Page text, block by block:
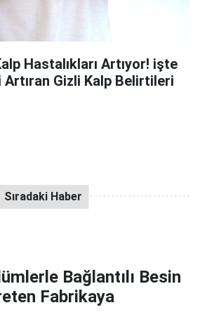
Hastalıkları Artıyor! işte
Artıran Gizli Kalp Belirtileri
Bağlantılı Besin
Fabrikaya